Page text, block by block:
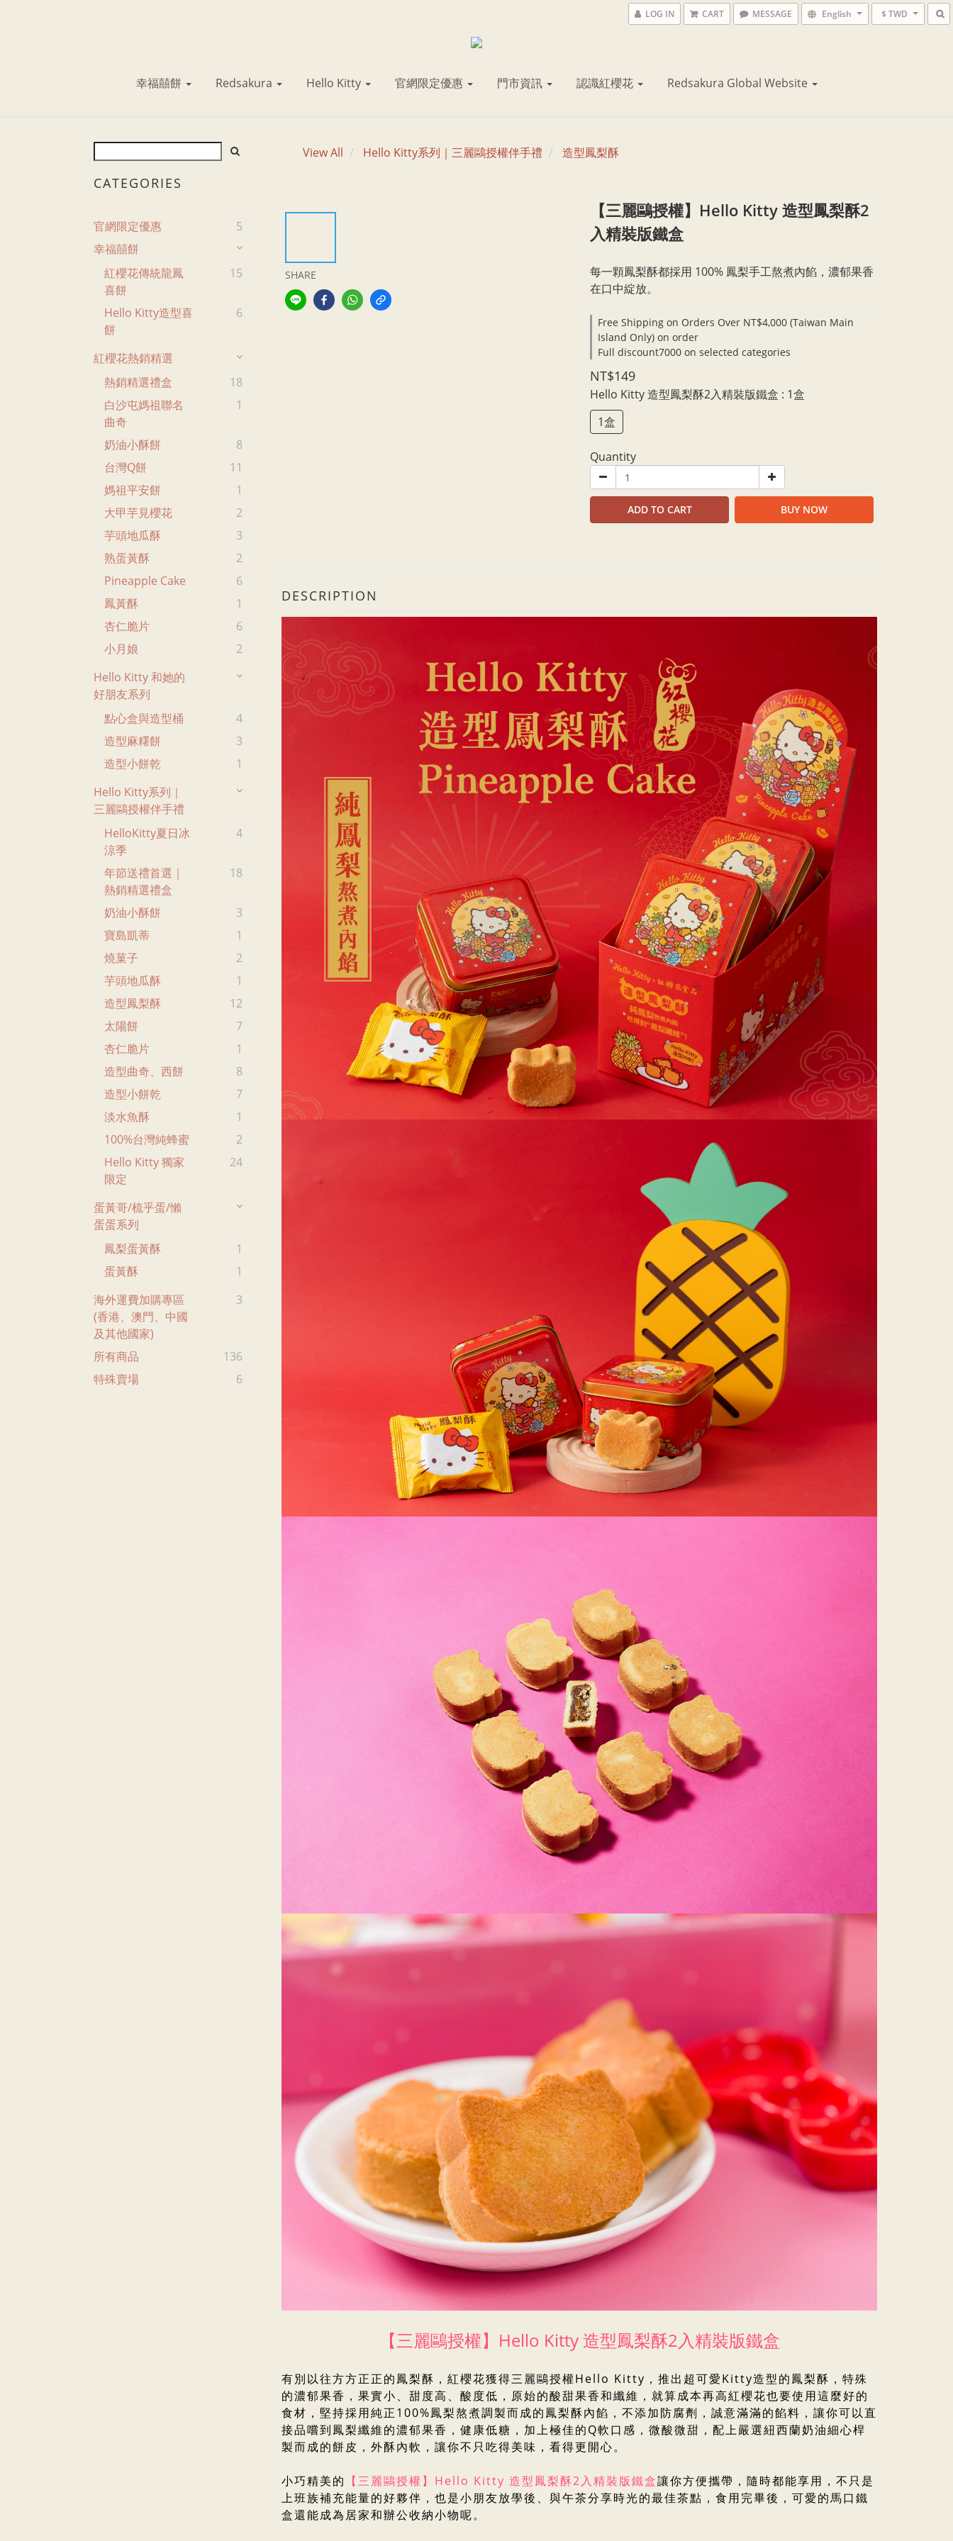
LOG IN CART MESSAGE English $ TWD
幸福囍餅 Redsakura Hello Kitty 官網限定優惠 門市資訊 認識紅櫻花 Redsakura Global Website
CATEGORIES
官網限定優惠
5
幸福囍餅
紅櫻花傳統龍鳳
喜餅
15
Hello Kitty造型喜
餅
6
紅櫻花熱銷精選
熱銷精選禮盒
18
白沙屯媽祖聯名
曲奇
1
奶油小酥餅
8
台灣Q餅
11
媽祖平安餅
1
大甲芋見櫻花
2
芋頭地瓜酥
3
熟蛋黃酥
2
Pineapple Cake
6
鳳黃酥
1
杏仁脆片
6
小月娘
2
Hello Kitty 和她的
好朋友系列
點心盒與造型桶
4
造型麻糬餅
3
造型小餅乾
1
Hello Kitty系列｜
三麗鷗授權伴手禮
HelloKitty夏日冰
涼季
4
年節送禮首選｜
熱銷精選禮盒
18
奶油小酥餅
3
寶島凱蒂
1
燒菓子
2
芋頭地瓜酥
1
造型鳳梨酥
12
太陽餅
7
杏仁脆片
1
造型曲奇、西餅
8
造型小餅乾
7
淡水魚酥
1
100%台灣純蜂蜜
2
Hello Kitty 獨家
限定
24
蛋黃哥/梳乎蛋/懶
蛋蛋系列
鳳梨蛋黃酥
1
蛋黃酥
1
海外運費加購專區
(香港、澳門、中國
及其他國家)
3
所有商品
136
特殊賣場
6
View All Hello Kitty系列｜三麗鷗授權伴手禮 造型鳳梨酥
SHARE
【三麗鷗授權】Hello Kitty 造型鳳梨酥2
入精裝版鐵盒
每一顆鳳梨酥都採用 100% 鳳梨手工熬煮內餡，濃郁果香
在口中綻放。
Free Shipping on Orders Over NT$4,000 (Taiwan Main
Island Only) on order
Full discount7000 on selected categories
NT$149
Hello Kitty 造型鳳梨酥2入精裝版鐵盒 : 1盒
1盒
Quantity
ADD TO CART BUY NOW
DESCRIPTION
【三麗鷗授權】 Hello Kitty 造型鳳梨酥2入精裝版鐵盒
有別以往方方正正的鳳梨酥，紅櫻花獲得三麗鷗授權Hello Kitty，推出超可愛Kitty造型的鳳梨酥，特殊
的濃郁果香，果實小、甜度高、酸度低，原始的酸甜果香和纖維，就算成本再高紅櫻花也要使用這麼好的
食材，堅持採用純正100%鳳梨熬煮調製而成的鳳梨酥內餡，不添加防腐劑，誠意滿滿的餡料，讓你可以直
接品嚐到鳳梨纖維的濃郁果香，健康低糖，加上極佳的Q軟口感，微酸微甜，配上嚴選紐西蘭奶油細心桿
製而成的餅皮，外酥內軟，讓你不只吃得美味，看得更開心。
小巧精美的 【三麗鷗授權】 Hello Kitty 造型鳳梨酥2入精裝版鐵盒讓你方便攜帶，隨時都能享用，不只是
上班族補充能量的好夥伴，也是小朋友放學後、與午茶分享時光的最佳茶點，食用完畢後，可愛的馬口鐵
盒還能成為居家和辦公收納小物呢。